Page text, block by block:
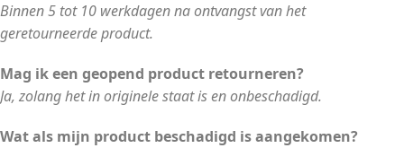
Binnen 5 tot 10 werkdagen na ontvangst van het
geretourneerde product.
Mag ik een geopend product retourneren?
Ja, zolang het in originele staat is en onbeschadigd.
Wat als mijn product beschadigd is aangekomen?